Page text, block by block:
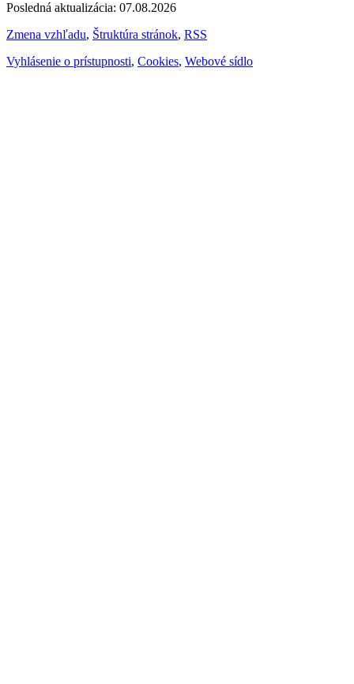
Posledná aktualizácia: 07.08.2026
Zmena vzhľadu, Štruktúra stránok, RSS
Vyhlásenie o prístupnosti, Cookies, Webové sídlo